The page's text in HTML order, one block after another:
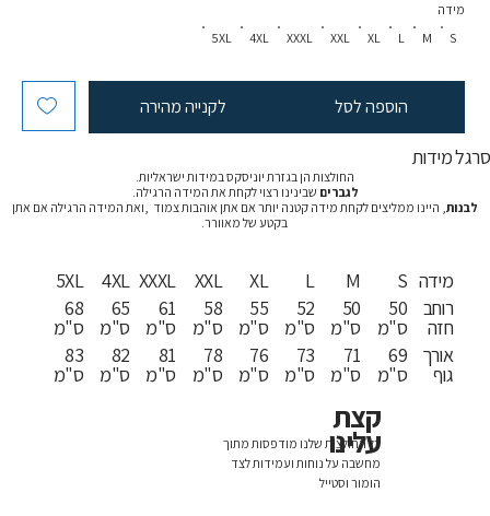
S
M
L
XL
XXL
XXXL
4XL
5XL
מידה
הוספה לסל לקנייה מהירה
סרגל מידות
החולצות הן בגזרת יוניסקס במידות ישראליות.
לגברים שבינינו רצוי לקחת את המידה הרגילה.
לבנות, היינו ממליצים לקחת מידה קטנה יותר אם אתן אוהבות צמוד ,ואת המידה הרגילה אם אתן
בקטע של מאוורר.
5XL
68
ס"מ
83
ס"מ
4XL
65
ס"מ
82
ס"מ
XXXL
61
ס"מ
81
ס"מ
XXL
58
ס"מ
78
ס"מ
XL
55
ס"מ
76
ס"מ
L
52
ס"מ
73
ס"מ
M
50
ס"מ
71
ס"מ
S
50
ס"מ
69
ס"מ
מידה
רוחב
חזה
אורך
גוף
כל החולצות שלנו מודפסות מתוך
מחשבה על נוחות ועמידות לצד
הומור וסטייל
קצת
עלינו